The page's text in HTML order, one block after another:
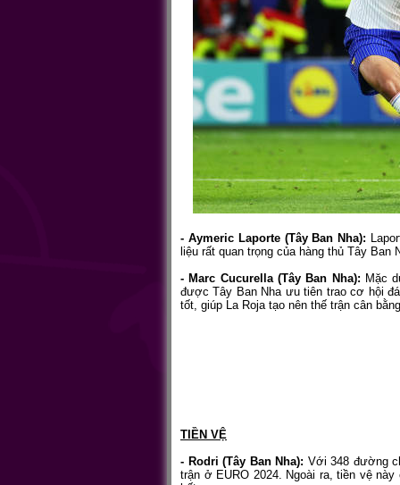
- Aymeric Laporte (Tây Ban Nha):
liệu rất quan trọng của hàng thủ Tây
- Marc Cucurella (Tây Ban Nha): Mặc
được Tây Ban Nha ưu tiên trao cơ hội
tốt, giúp La Roja tạo nên thế trận cân
TIỀN VỆ
- Rodri (Tây Ban Nha): Với 348 đường
trận ở EURO 2024. Ngoài ra, tiền vệ